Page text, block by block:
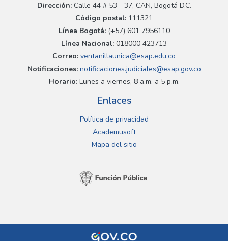
Dirección:Calle 44 # 53 - 37, CAN, Bogotá D.C.
Código postal: 111321
Línea Bogotá:(+57) 601 7956110
Línea Nacional: 018000 423713
Correo: ventanillaunica@esap.edu.co
Notificaciones:notificaciones.judiciales@esap.gov.co
Horario:Lunes a viernes, 8 a.m. a 5 p.m.
Enlaces
Política de privacidad
Academusoft
Mapa del sitio